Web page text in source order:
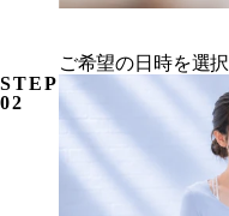
ご希望の日時を選
STEP
02